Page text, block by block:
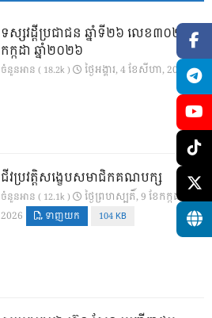
ទស្សវដ្តីប្រជាជន ឆ្នាំទី២៦ លេខ៣០២ ខែ
កក្កដា ឆ្នាំ២០២៦
ចំនួនអាន ( 18.2k ) ថ្ងៃ​អង្គារ, 4 ខែ​សីហា, 2026
ជីវប្រវត្តិសង្ខេបសមាជិកគណបក្ស
ចំនួនអាន ( 12.1k )
ថ្ងៃ​ព្រហស្បតិ៍, 9 ខែ​កក្កដា,
2026
ទាញយក 104 KB